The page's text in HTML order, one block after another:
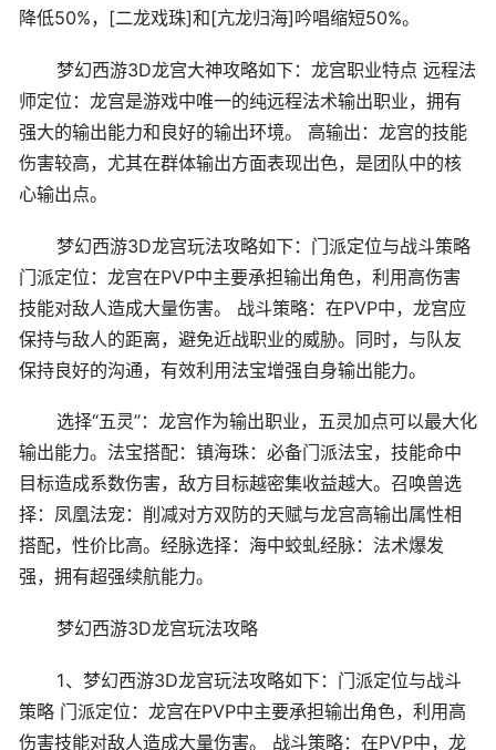
降低50%，[二龙戏珠]和[亢龙归海]吟唱缩短50%。
梦幻西游3D龙宫大神攻略如下：龙宫职业特点 远程法
师定位：龙宫是游戏中唯一的纯远程法术输出职业，拥有
强大的输出能力和良好的输出环境。 高输出：龙宫的技能
伤害较高，尤其在群体输出方面表现出色，是团队中的核
心输出点。
梦幻西游3D龙宫玩法攻略如下：门派定位与战斗策略
门派定位：龙宫在PVP中主要承担输出角色，利用高伤害
技能对敌人造成大量伤害。 战斗策略：在PVP中，龙宫应
保持与敌人的距离，避免近战职业的威胁。同时，与队友
保持良好的沟通，有效利用法宝增强自身输出能力。
选择“五灵”：龙宫作为输出职业，五灵加点可以最大化
输出能力。法宝搭配：镇海珠：必备门派法宝，技能命中
目标造成系数伤害，敌方目标越密集收益越大。召唤兽选
择：凤凰法宠：削减对方双防的天赋与龙宫高输出属性相
搭配，性价比高。经脉选择：海中蛟虬经脉：法术爆发
强，拥有超强续航能力。
梦幻西游3D龙宫玩法攻略
1、梦幻西游3D龙宫玩法攻略如下：门派定位与战斗
策略 门派定位：龙宫在PVP中主要承担输出角色，利用高
伤害技能对敌人造成大量伤害。 战斗策略：在PVP中，龙